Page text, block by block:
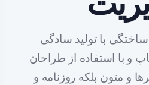
با تولید سادگی
و با استفاده از طراحان
و متون بلکه روزنامه و